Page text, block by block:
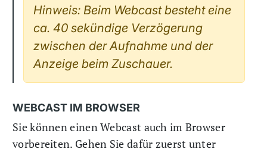
Hinweis: Beim Webcast besteht eine
ca. 40 sekündige Verzögerung
zwischen der Aufnahme und der
Anzeige beim Zuschauer.
WEBCAST IM BROWSER
Sie können einen Webcast auch im Browser
vorbereiten. Gehen Sie dafür zuerst unter